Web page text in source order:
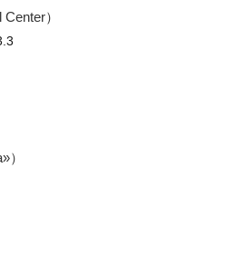
Center）
）